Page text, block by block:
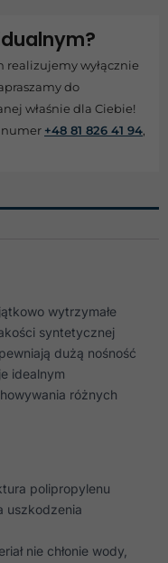
wyłącznie
do
właśnie dla Ciebie!
numer +48 81 826 41 94
wytrzymałe
syntetycznej
dużą nośność
idealnym
różnych
polipropylenu
uszkodzenia
nie chłonie wody,